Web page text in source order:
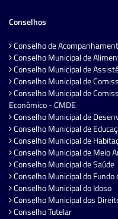
Conselhos
Conselho de
Conselho Municipal de
Conselho Municipal de
Conselho Municipal de
Conselho Municipal de
Econômico - CMDE
Conselho Municipal de
Conselho Municipal de
Conselho Municipal de
Conselho Municipal de Meio
Conselho Municipal de Saúde
Conselho Municipal do
Conselho Municipal do Idoso
Conselho Municipal dos
Conselho Tutelar